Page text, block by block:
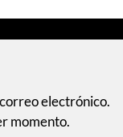
electrónico.
momento.